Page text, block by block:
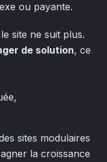
ou payante.
site ne suit plus.
de solution, ce
sites modulaires
la croissance